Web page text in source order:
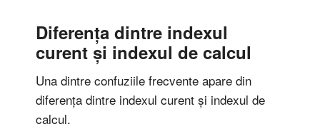
Diferența dintre indexul
curent și indexul de calcul
Una dintre confuziile frecvente apare din
diferența dintre indexul curent și indexul de
calcul.